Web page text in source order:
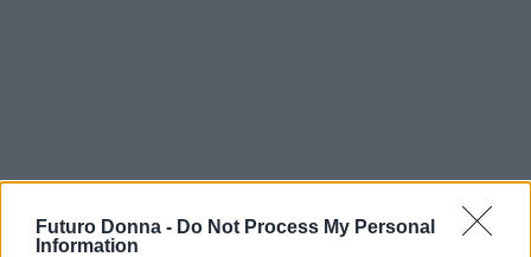
Futuro Donna - Do Not Process My Personal
Information